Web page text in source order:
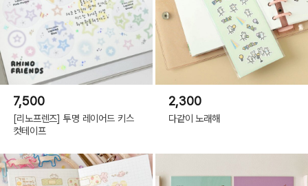
7,500
[리노프렌즈] 투명 레이어드 키스
컷테이프
2,300
다같이 노래해